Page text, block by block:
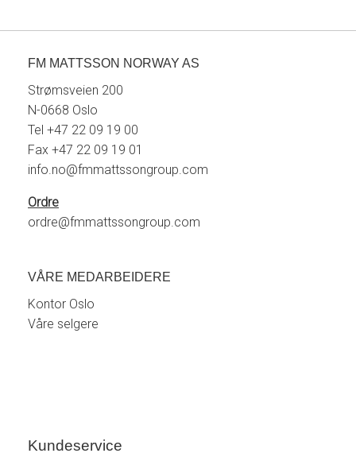
FM MATTSSON NORWAY AS
Strømsveien 200
N-0668 Oslo
Tel +47 22 09 19 00
Fax +47 22 09 19 01
info.no@fmmattssongroup.com
Ordre
ordre@fmmattssongroup.com
VÅRE MEDARBEIDERE
Kontor Oslo
Våre selgere
Kundeservice